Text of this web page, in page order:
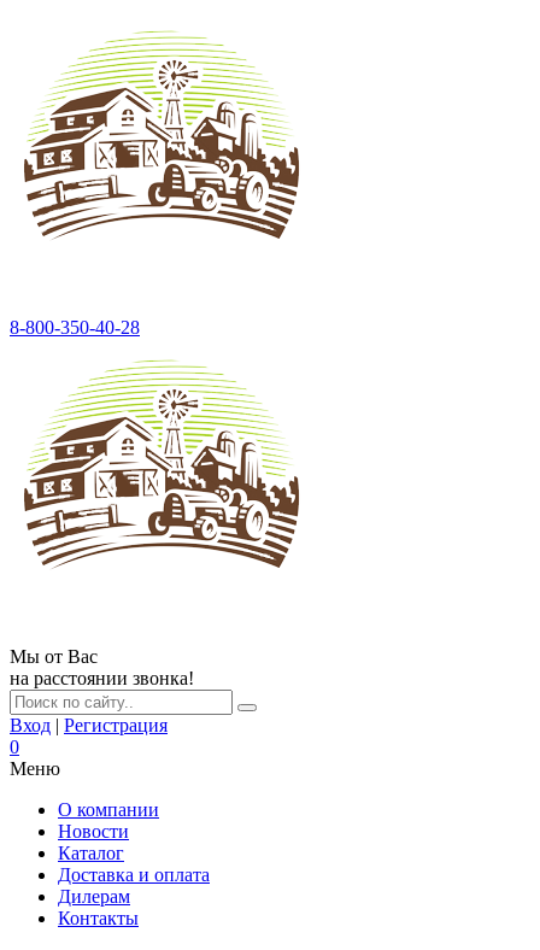
8-800-350-40-28
Мы от Вас
на расстоянии звонка!
Вход | Регистрация
0
Меню
О компании
Новости
Каталог
Доставка и оплата
Дилерам
Контакты